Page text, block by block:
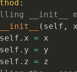
:
__init__
__init__ ( self , x
. x = x
. y = y
. z = z